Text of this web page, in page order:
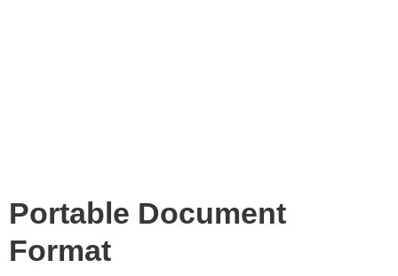
Portable Document
Format